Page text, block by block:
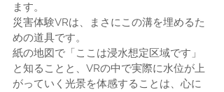
ます。
災害体験VRは、まさにこの溝を埋めるた
めの道具です。
紙の地図で「ここは浸水想定区域です」
と知ることと、VRの中で実際に水位が上
がっていく光景を体感することは、心に